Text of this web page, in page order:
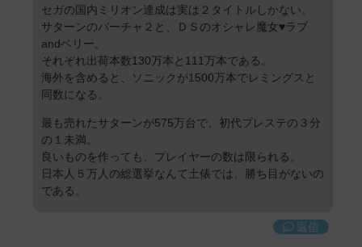
セガの国内ミリオン達成は実は２タイトルしかない。
サターンのバーチャ２と、ＤＳのオシャレ魔女♥ラブ
andベリー。
それぞれ出荷本数130万本と111万本である。
海外を含めると、ソニックが1500万本でレミングスと
同数になる。
最も売れたサターンが575万台で、初代プレステの３分
の１未満。
良いものを作っても、プレイヤーの数は限られる。
日本人５万人の総選挙なんて土俵では、勝ち目がないの
である。
返信